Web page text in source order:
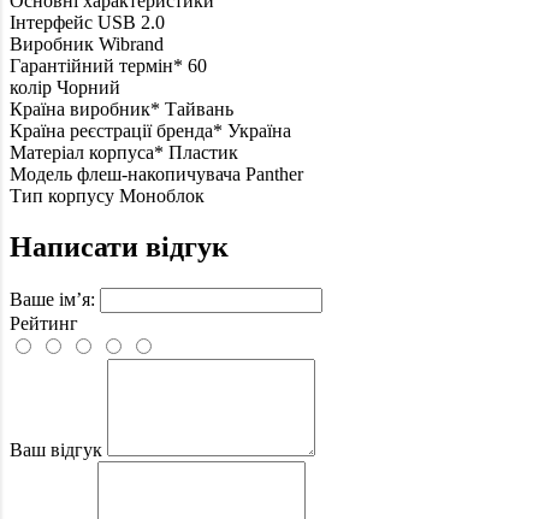
Інтерфейс USB 2.0
Виробник Wibrand
Гарантійний термін* 60
колір Чорний
Країна виробник* Тайвань
Країна реєстрації бренда* Україна
Матеріал корпуса* Пластик
Модель флеш-накопичувача Panther
Тип корпусу Моноблок
Написати відгук
Ваше ім’я:
Рейтинг
Ваш відгук